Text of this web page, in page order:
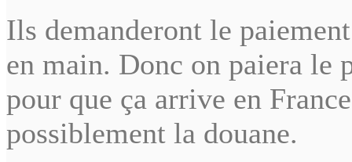
Ils demanderont le
en main. Donc on paiera le
pour que ça arrive en
possiblement la douane.